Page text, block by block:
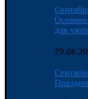
для